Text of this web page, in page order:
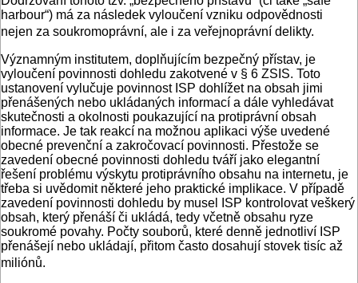
harbour“) má za následek vyloučení vzniku odpovědnosti
nejen za soukromoprávní, ale i za veřejnoprávní delikty.
Významným institutem, doplňujícím bezpečný přístav, je
vyloučení povinnosti dohledu zakotvené v § 6 ZSIS. Toto
ustanovení vylučuje povinnost ISP dohlížet na obsah jimi
přenášených nebo ukládaných informací a dále vyhledávat
skutečnosti a okolnosti poukazující na protiprávní obsah
informace. Je tak reakcí na možnou aplikaci výše uvedené
obecné prevenční a zakročovací povinnosti. Přestože se
zavedení obecné povinnosti dohledu tváří jako elegantní
řešení problému výskytu protiprávního obsahu na internetu, je
třeba si uvědomit některé jeho praktické implikace. V případě
zavedení povinnosti dohledu by musel ISP kontrolovat veškerý
obsah, který přenáší či ukládá, tedy včetně obsahu ryze
soukromé povahy. Počty souborů, které denně jednotliví ISP
přenášejí nebo ukládají, přitom často dosahují stovek tisíc až
miliónů.